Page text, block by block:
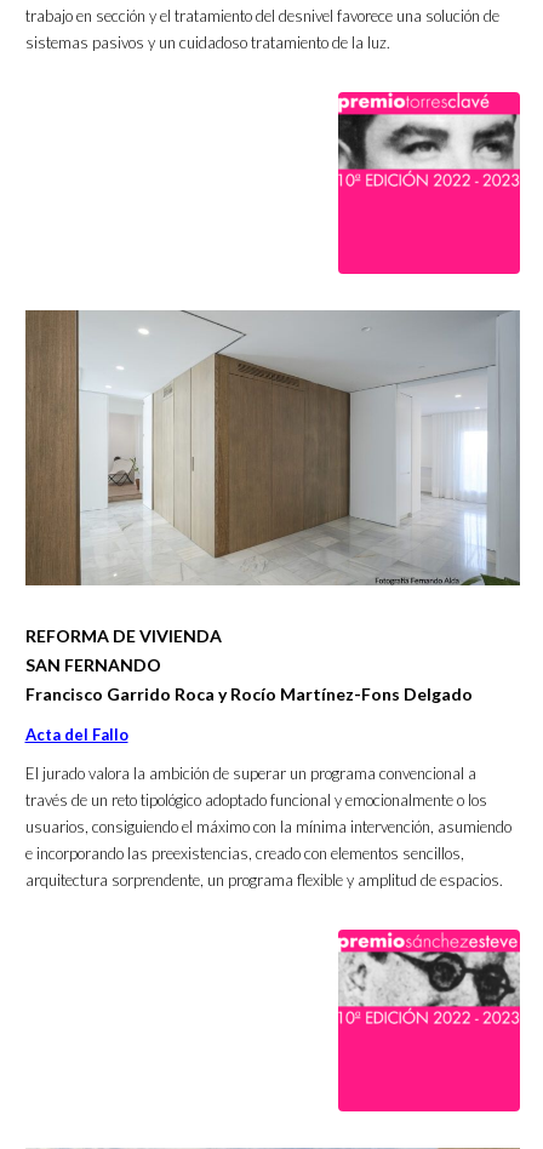
trabajo en sección y el tratamiento del desnivel favorece una solución de
sistemas pasivos y un cuidadoso tratamiento de la luz.
REFORMA DE VIVIENDA
SAN FERNANDO
Francisco Garrido Roca y Rocío Martínez-Fons Delgado
Acta del Fallo
El jurado valora la ambición de superar un programa convencional a
través de un reto tipológico adoptado funcional y emocionalmente o los
usuarios, consiguiendo el máximo con la mínima intervención, asumiendo
e incorporando las preexistencias, creado con elementos sencillos,
arquitectura sorprendente, un programa flexible y amplitud de espacios.